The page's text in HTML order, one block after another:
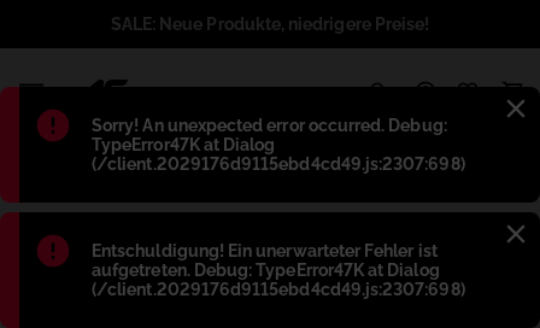
Błąd:
Sorry! An unexpected error occurred. Debug:
TypeError47K at Dialog
(/client.2029176d9115ebd4cd49.js:2307:698)
Błąd:
Entschuldigung! Ein unerwarteter Fehler ist
aufgetreten. Debug: TypeError47K at Dialog
(/client.2029176d9115ebd4cd49.js:2307:698)
SALE: Neue Produkte, niedrigere Preise!